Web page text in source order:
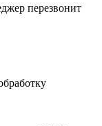
перезвонит